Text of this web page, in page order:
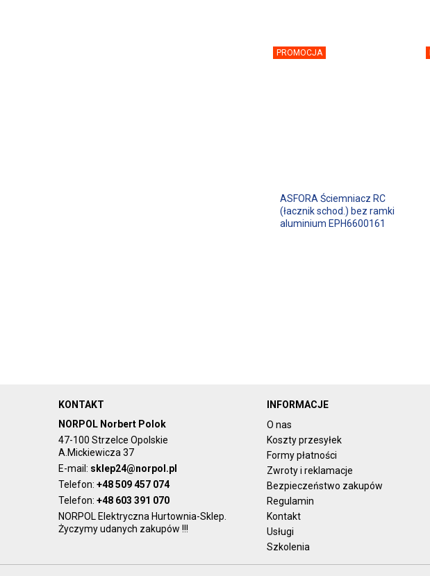
PROMOCJA
ASFORA Ściemniacz RC
(łacznik schod.) bez ramki
aluminium EPH6600161
KONTAKT
NORPOL Norbert Polok
47-100 Strzelce Opolskie
A.Mickiewicza 37
E-mail: sklep24@norpol.pl
Telefon: +48 509 457 074
Telefon: +48 603 391 070
NORPOL Elektryczna Hurtownia-Sklep.
Życzymy udanych zakupów !!!
INFORMACJE
O nas
Koszty przesyłek
Formy płatności
Zwroty i reklamacje
Bezpieczeństwo zakupów
Regulamin
Kontakt
Usługi
Szkolenia